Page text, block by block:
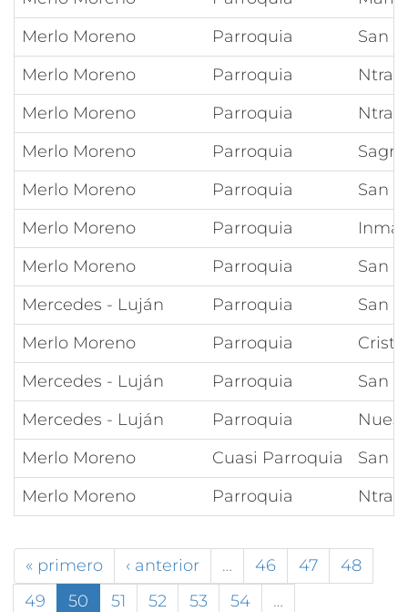
Merlo Moreno
Parroquia
San
Merlo Moreno
Parroquia
Ntra
Merlo Moreno
Parroquia
Ntra
Merlo Moreno
Parroquia
Merlo Moreno
Parroquia
San
Merlo Moreno
Parroquia
Merlo Moreno
Parroquia
San
Mercedes - Luján
Parroquia
San
Merlo Moreno
Parroquia
Mercedes - Luján
Parroquia
San
Mercedes - Luján
Parroquia
Merlo Moreno
Cuasi Parroquia
San
Merlo Moreno
Parroquia Ntra
« primero ‹ anterior … 46 47
48
49
50 51 52 53 54
…